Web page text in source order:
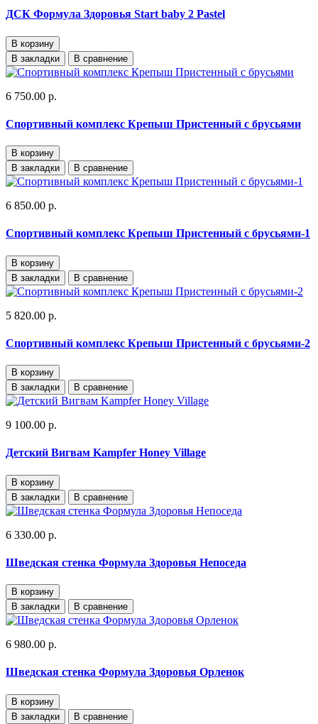
ДСК Формула Здоровья Start baby 2 Pastel
В корзину
В закладки
В сравнение
6 750.00 р.
Спортивный комплекс Крепыш Пристенный с брусьями
В корзину
В закладки
В сравнение
6 850.00 р.
Спортивный комплекс Крепыш Пристенный с брусьями-1
В корзину
В закладки
В сравнение
5 820.00 р.
Спортивный комплекс Крепыш Пристенный с брусьями-2
В корзину
В закладки
В сравнение
9 100.00 р.
Детский Вигвам Kampfer Honey Village
В корзину
В закладки
В сравнение
6 330.00 р.
Шведская стенка Формула Здоровья Непоседа
В корзину
В закладки
В сравнение
6 980.00 р.
Шведская стенка Формула Здоровья Орленок
В корзину
В закладки
В сравнение